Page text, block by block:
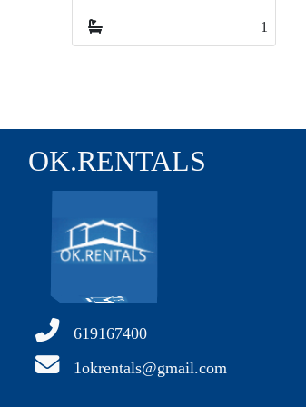
00
OK.RENTALS
619167400
1okrentals@gmail.com